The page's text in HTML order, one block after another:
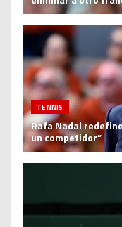
TENNIS
Rafa Nadal
un competidor”